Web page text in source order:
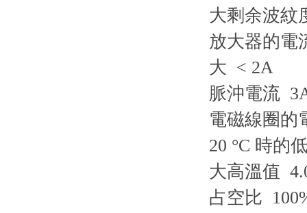
大剩余波紋
放大器的電
大 < 2A
脈沖電流
電磁線圈的
20 °C 時的
大高溫值
占空比